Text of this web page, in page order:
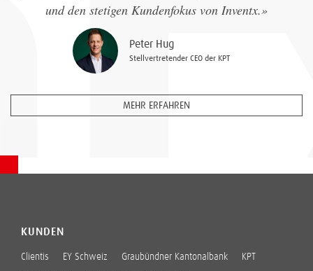
und den stetigen Kundenfokus von Inventx.»
Peter Hug
Stellvertretender CEO der KPT
MEHR ERFAHREN
KUNDEN
Clientis EY Schweiz Graubündner Kantonalbank KPT